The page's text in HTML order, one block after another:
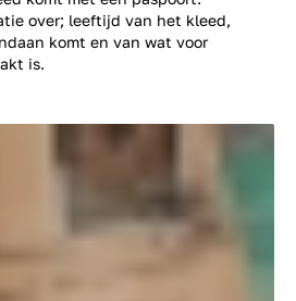
over; leeftijd van het kleed,
komt en van wat voor
is.